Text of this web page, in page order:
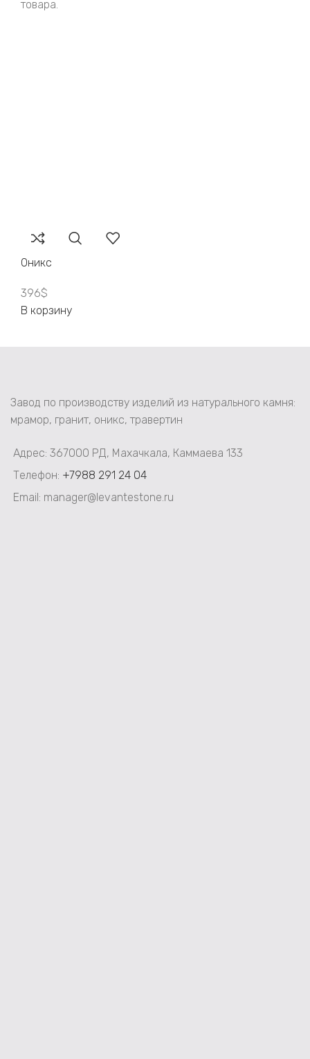
товара.
Оникс
396$
В корзину
Завод по производству изделий из натурального камня:
мрамор, гранит, оникс, травертин
Адрес: 367000 РД, Махачкала, Каммаева 133
Телефон: +7988 291 24 04
Email: manager@levantestone.ru